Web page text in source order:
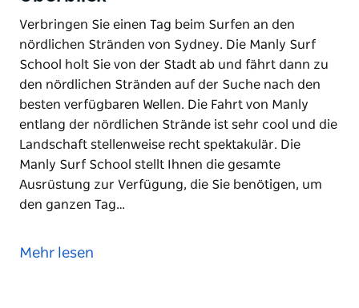
Verbringen Sie einen Tag beim Surfen an den
nördlichen Stränden von Sydney. Die Manly Surf
School holt Sie von der Stadt ab und fährt dann zu
den nördlichen Stränden auf der Suche nach den
besten verfügbaren Wellen. Die Fahrt von Manly
entlang der nördlichen Strände ist sehr cool und die
Landschaft stellenweise recht spektakulär. Die
Manly Surf School stellt Ihnen die gesamte
Ausrüstung zur Verfügung, die Sie benötigen, um
den ganzen Tag…
nördlichen Stränden von Sydney. Die Manly Surf
Mehr lesen